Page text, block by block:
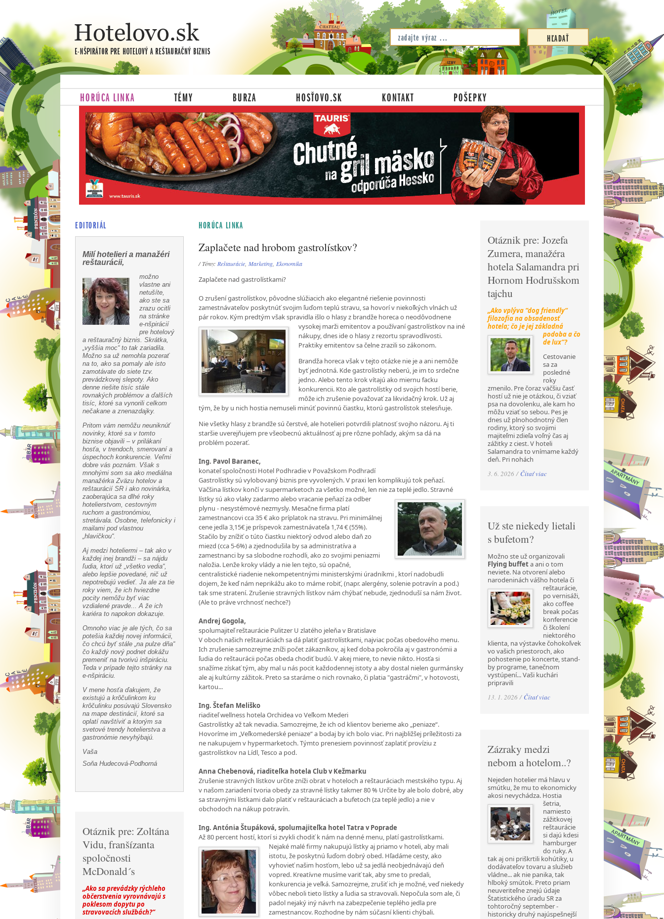
HORÚCA LINKA TÉMY BURZA HOSŤOVO.SK KONTAKT POŠEPKY
HORÚCA LINKA
Zaplačete nad hrobom gastrolístkov?
/ Témy:Reštaurácie,Marketing,Ekonomika
Zaplačete nad gastrolístkami?
O zrušení gastrolístkov, pôvodne slúžiacich ako elegantné riešenie povinnosti
zamestnávateľov poskytnúť svojim ľuďom teplú stravu, sa hovorí v niekoľkých vlnách už
pár rokov. Kým predtým však spravidla išlo o hlasy z brandže horeca o neodôvodnene
vysokej maržiemitentov a používaní gastrolístkov na iné
nákupy, dnes ide o hlasy z rezortu spravodlivosti.
Praktiky emitentov sa čelne zrazili so zákonom.
Brandža horeca však v tejto otázke nie je a ani nemôže
byť jednotná. Kde gastrolístky neberú, je im to srdečne
jedno. Alebo tento krok vítajú ako miernu facku
konkurencii. Kto ale gastrolístky od svojich hostí berie,
môže ich zrušenie považovať za likvidačný krok. Už aj
tým, že by u nich hostia nemuseli minúť povinnú čiastku, ktorú gastrolístok stelesňuje.
Nie všetky hlasy z brandže sú čerstvé, ale hotelieri potvrdili platnosť svojho názoru. Aj ti
staršie uverejňujem pre všeobecnú aktuálnosť aj pre rôzne pohľady, akým sa dá na
problém pozerať.
Ing. Pavol Baranec,
konateľ spoločnosti Hotel Podhradie v Považskom Podhradí
Gastrolístky sú vylobovaný biznis pre vyvolených. V praxi len komplikujú tok peňazí.
Väčšina lístkov končí v supermarketoch za všetko možné, len nie za teplé jedlo. Stravné
lístky sú akovlaky zadarmo alebo vracanie peňazí za odber
plynu - nesystémové nezmysly. Mesačne firma platí
zamestnancovi cca 35 € ako príplatok na stravu. Pri minimálnej
cene jedla 3,15€ je príspevok zamestnávateľa 1,74 € (55%).
Stačilo by znížiť o túto čiastku niektorý odvod alebo daň zo
miezd (cca 5-6%) a zjednodušila by sa administratíva a
zamestnanci by sa slobodne rozhodli, ako zo svojimi peniazmi
naložia. Lenže kroky vlády a nie len tejto, sú opačné,
centralistické riadenie nekompetentnými ministerskými úradníkmi , ktorí nadobudli
dojem, že keď nám neprikážu ako to máme robiť, (napr. alergény, solenie potravín a pod.)
tak sme stratení. Zrušenie stravných lístkov nám chýbať nebude, zjednoduší sa nám život.
(Ale to práve vrchnosť nechce?)
Andrej Gogola,
spolumajiteľ reštaurácie Pulitzer U zlatého jeleňa v Bratislave
V oboch našich reštauráciách sa dá platiť gastrolístkami, najviac počas obedového menu.
Ich zrušenie samozrejme zníži počet zákazníkov, aj keď doba pokročila aj v gastronómii a
ľudia do reštaurácii počas obeda chodiť budú. V akej miere, to nevie nikto. Hosťa si
snažíme získať tým, aby mal u nás pocit každodennej istoty a aby dostal nielen gurmánsky
ale aj kultúrny zážitok. Preto sa staráme o nich rovnako, či platia "gastráčmi", v hotovosti,
kartou...
Ing. Štefan Meliško
riaditeľ wellness hotela Orchidea vo Veľkom Mederi
Gastrolístky až tak nevadia. Samozrejme, že ich od klientov berieme ako „peniaze“.
Hovoríme im „Veľkomederské peniaze“ a bodaj by ich bolo viac. Pri najbližšej príležitosti za
ne nakupujem v hypermarketoch. Týmto prenesiem povinnosť zaplatiť províziu z
gastrolístkov na Lídl, Tesco a pod.
Anna Chebenová, riaditeľka hotela Club v Kežmarku
Zrušenie stravných lístkov určite zníži obrat v hoteloch a reštauráciach mestského typu. Aj
v našom zariadení tvoria obedy za stravné lístky takmer 80 % Určite by ale bolo dobré, aby
sa stravnými lístkami dalo platiť v reštauráciach a bufetoch (za teplé jedlo) a nie v
obchodoch na nákup potravín.
Ing. Antónia Štupáková, spolumajiteľka hotel Tatra v Poprade
Až 80 percent hostí, ktorí si zvykli chodiť k nám na denné menu, platí gastrolístkami.
Nejaké maléfirmy nakupujú lístky aj priamo v hoteli, aby mali
istotu, že poskytnú ľuďom dobrý obed. Hľadáme cesty, ako
vyhovieť našim hosťom, lebo už sa jedlá neobjednávajú deň
vopred. Kreatívne musíme variť tak, aby sme to predali,
konkurencia je veľká. Samozrejme, zrušiť ich je možné, veď niekedy
vôbec neboli tieto lístky a ľudia sa stravovali. Nepočula som ale, či
padol nejaký iný návrh na zabezpečenie teplého jedla pre
zamestnancov. Rozhodne by nám súčasní klienti chýbali.
EDITORIÁL
Milí hotelieri a manažéri
reštaurácii,
možno
vlastne ani
netušíte,
ako ste sa
zrazu ocitli
na stránke
e-nšpirácií
pre hotelový
a reštauračný biznis. Skrátka,
„vyššia moc“ to tak zariadila.
Možno sa už nemohla pozerať
na to, ako sa pomaly ale isto
zamotávate do siete tzv.
prevádzkovej slepoty. Ako
denne riešite tisíc stále
rovnakých problémov a ďalších
tisíc, ktoré sa vynorili celkom
nečakane a znenazdajky.
Pritom vám nemôžu neuniknúť
novinky, ktoré sa v tomto
biznise objavili – v prilákaní
hosťa, v trendoch, smerovaní a
úspechoch konkurencie. Veľmi
dobre vás poznám. Však s
mnohými som sa ako mediálna
manažérka Zväzu hotelov a
reštaurácií SR i ako novinárka,
zaoberajúca sa dlhé roky
hotelierstvom, cestovným
ruchom a gastronómiou,
stretávala. Osobne, telefonicky i
mailami pod vlastnou
„hlavičkou“.
Aj medzi hoteliermi – tak ako v
každej inej brandži – sa nájdu
ľudia, ktorí už „všetko vedia“,
alebo lepšie povedané, nič už
nepotrebujú vedieť. Ja ale za tie
roky viem, že ich hviezdne
pocity nemôžu byť viac
vzdialené pravde... A že ich
kariéra to napokon dokazuje.
Omnoho viac je ale tých, čo sa
potešia každej novej informácii,
čo chcú byť stále „na pulze dňa“
čo každý nový podnet dokážu
premeniť na tvorivú inšpiráciu.
Teda v prípade tejto stránky na
e-nšpiráciu.
V mene hosťa ďakujem, že
existujú a krôčulinkom ku
krôčulinku posúvajú Slovensko
na mape destinácií, ktoré sa
oplatí navštíviť a ktorým sa
svetové trendy hotelierstva a
gastronómie nevyhýbajú.
Vaša
Soňa Hudecová-Podhorná
Otáznik pre: Zoltána
Vidu, franšízanta
spoločnosti
McDonald´s
„Ako sa prevádzky rýchleho
občerstvenia vyrovnávajú s
poklesom dopytu po
stravovacích službách?“
Otáznik pre: Jozefa
Zumera, manažéra
hotela Salamandra pri
Hornom Hodrušskom
tajchu
„Ako vplýva “dog friendly“
filozofia na obsadenosť
hotela; čo je jej základná
podoba ačo
de lux“?
Cestovanie
sa za
posledné
roky
zmenilo. Pre čoraz väčšiu časť
hostí už nie je otázkou, či vziať
psa na dovolenku, ale kam ho
môžu vziať so sebou. Pes je
dnes už plnohodnotný člen
rodiny, ktorý so svojimi
majiteľmi zdieľa voľný čas aj
zážitky z ciest. V hoteli
Salamandra to vnímame každý
deň. Pri nohách
3. 6. 2026 / Čítať viac
Už ste niekedy lietali
s bufetom?
Možno ste už organizovali
Flying buffeta ani o tom
neviete. Na otvorení alebo
narodenináchvášho hotela či
reštaurácie,
po vernisáži,
ako coffee
break počas
konferencie
či školení
niektorého
klienta, na výstavke čohokoľvek
vo vašich priestoroch, ako
pohostenie po koncerte, stand-
by programe, tanečnom
vystúpení... Vaši kuchári
pripravili
13. 1. 2026 / Čítať viac
Zázraky medzi
nebom a hotelom..?
Nejeden hotelier má hlavu v
smútku, že mu to ekonomicky
akosi nevychádza. Hostia
šetria,
namiesto
zážitkovej
reštaurácie
si dajú kdesi
hamburger
do ruky. A
tak aj oni priškrtili kohútiky, u
dodávateľov tovaru a služieb
vládne... ak nie panika, tak
hlboký smútok. Preto priam
neuveriteľne znejú údaje
Štatistického úradu SR za
tohtoročný september -
historicky druhý najúspešnejší